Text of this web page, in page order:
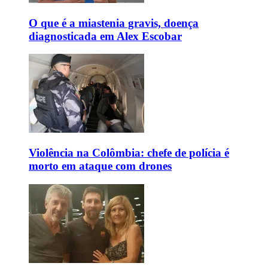
O que é a miastenia gravis, doença
diagnosticada em Alex Escobar
Violência na Colômbia: chefe de polícia é
morto em ataque com drones